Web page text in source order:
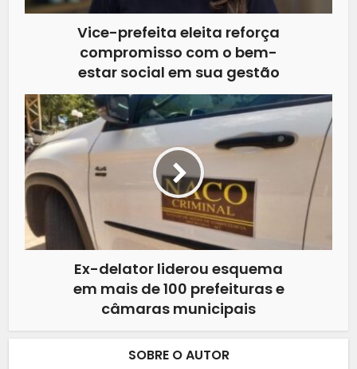
Vice-prefeita eleita reforça
compromisso com o bem-
estar social em sua gestão
Ex-delator liderou esquema
em mais de 100 prefeituras e
câmaras municipais
SOBRE O AUTOR